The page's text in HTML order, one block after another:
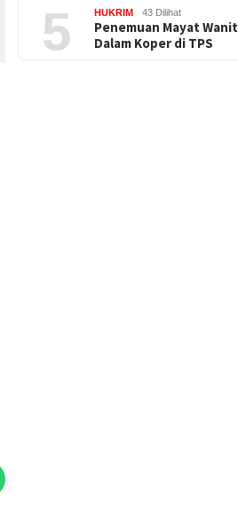
5 HUKRIM 43 Dilihat
Penemuan Mayat
Dalam Koper di TPS